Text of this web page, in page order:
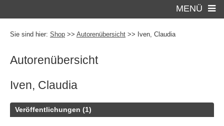
MENÜ
Sie sind hier: Shop >> Autorenübersicht >> Iven, Claudia
Autorenübersicht
Iven, Claudia
Veröffentlichungen (1)